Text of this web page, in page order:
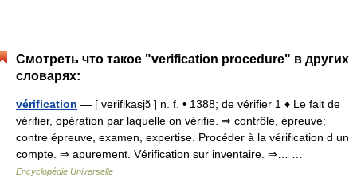
Смотреть что такое "verification procedure" в других
словарях:
vérification — [ verifikasjɔ̃ ] n. f. • 1388; de vérifier 1 ♦ Le fait de
vérifier, opération par laquelle on vérifie. ⇒ contrôle, épreuve;
contre épreuve, examen, expertise. Procéder à la vérification d un
compte. ⇒ apurement. Vérification sur inventaire. ⇒… …
Encyclopédie Universelle